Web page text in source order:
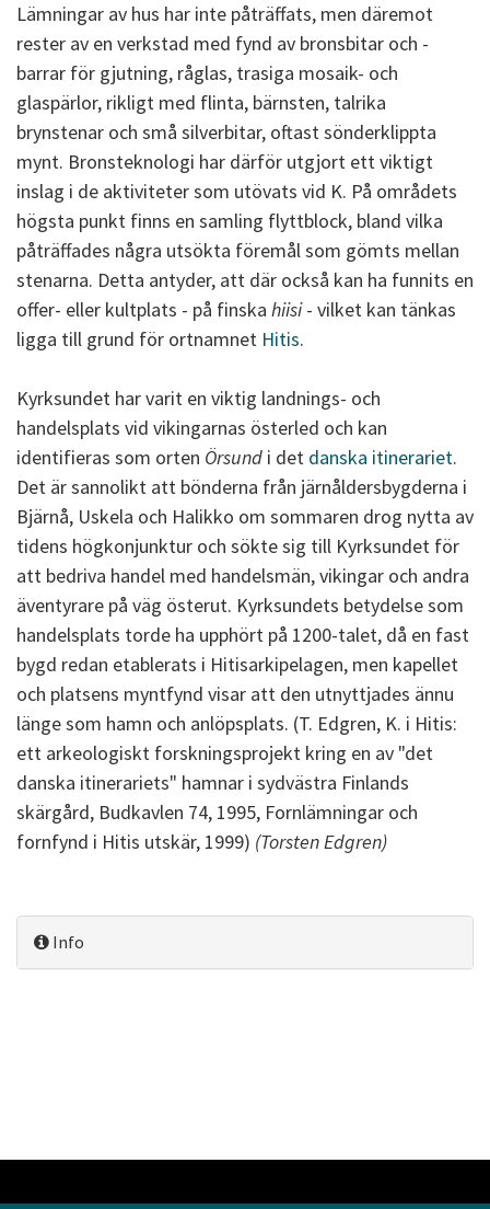
Lämningar av hus har inte påträffats, men däremot
rester av en verkstad med fynd av bronsbitar och -
barrar för gjutning, råglas, trasiga mosaik- och
glaspärlor, rikligt med flinta, bärnsten, talrika
brynstenar och små silverbitar, oftast sönderklippta
mynt. Bronsteknologi har därför utgjort ett viktigt
inslag i de aktiviteter som utövats vid K. På områdets
högsta punkt finns en samling flyttblock, bland vilka
påträffades några utsökta föremål som gömts mellan
stenarna. Detta antyder, att där också kan ha funnits en
offer- eller kultplats - på finska hiisi- vilket kan tänkas
ligga till grund för ortnamnet Hitis.
Kyrksundet har varit en viktig landnings- och
handelsplats vid vikingarnas österled och kan
identifieras som orten Örsund i det danska itinerariet.
Det är sannolikt att bönderna från järnåldersbygderna i
Bjärnå, Uskela och Halikko om sommaren drog nytta av
tidens högkonjunktur och sökte sig till Kyrksundet för
att bedriva handel med handelsmän, vikingar och andra
äventyrare på väg österut. Kyrksundets betydelse som
handelsplats torde ha upphört på 1200-talet, då en fast
bygd redan etablerats i Hitisarkipelagen, men kapellet
och platsens myntfynd visar att den utnyttjades ännu
länge som hamn och anlöpsplats. (T. Edgren, K. i Hitis:
ett arkeologiskt forskningsprojekt kring en av "det
danska itinerariets" hamnar i sydvästra Finlands
skärgård, Budkavlen 74, 1995, Fornlämningar och
fornfynd i Hitis utskär, 1999) (Torsten Edgren)
Info